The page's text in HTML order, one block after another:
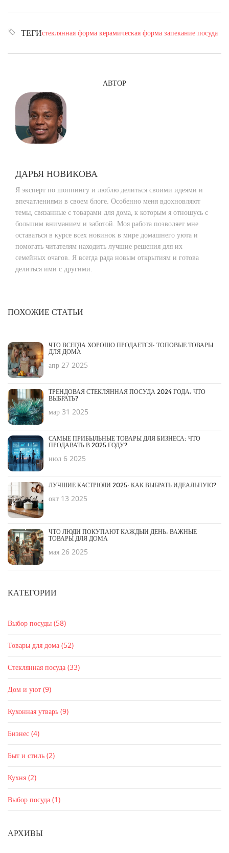
ТЕГИстеклянная форма керамическая форма запекание посуда
АВТОР
ДАРЬЯ НОВИКОВА
Я эксперт по шоппингу и люблю делиться своими идеями и
впечатлениями в своем блоге. Особенно меня вдохновляют
темы, связанные с товарами для дома, к которым я отношусь с
большим вниманием и заботой. Моя работа позволяет мне
оставаться в курсе всех новинок в мире домашнего уюта и
помогать читателям находить лучшие решения для их
семейных очагов. Я всегда рада новым открытиям и готова
делиться ими с другими.
ПОХОЖИЕ СТАТЬИ
ЧТО ВСЕГДА ХОРОШО ПРОДАЕТСЯ: ТОПОВЫЕ ТОВАРЫ
ДЛЯ ДОМА
апр 27 2025
ТРЕНДОВАЯ СТЕКЛЯННАЯ ПОСУДА 2024 ГОДА: ЧТО
ВЫБРАТЬ?
мар 31 2025
САМЫЕ ПРИБЫЛЬНЫЕ ТОВАРЫ ДЛЯ БИЗНЕСА: ЧТО
ПРОДАВАТЬ В 2025 ГОДУ?
июл 6 2025
ЛУЧШИЕ КАСТРЮЛИ 2025: КАК ВЫБРАТЬ ИДЕАЛЬНУЮ?
окт 13 2025
ЧТО ЛЮДИ ПОКУПАЮТ КАЖДЫЙ ДЕНЬ: ВАЖНЫЕ
ТОВАРЫ ДЛЯ ДОМА
мая 26 2025
КАТЕГОРИИ
Выбор посуды (58)
Товары для дома (52)
Стеклянная посуда (33)
Дом и уют (9)
Кухонная утварь (9)
Бизнес (4)
Быт и стиль (2)
Кухня (2)
Выбор посуда (1)
АРХИВЫ